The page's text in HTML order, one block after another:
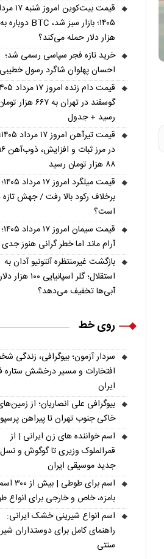
قیمت بیت‌کوین
هزار دلار حمله می‌کند؟
خرید تازه فجر سپاسی رسمی شد؛
احسان پهلوان شاگرد رسول
گوسفند در تهران به ۶۶۷ هزار
رسید + جدول
۸۸ هزار تومان رسید
قیمت
برخلاف رکود بالا رفت / جهش تازه
است؟
قیمت
آرام ماند اما خطر گرانی هنوز
بازگشت غیرمنتظره آنتونیو آدان به
استقلال؛ گلر اسپانیایی
آبی‌ها تخفیف می‌دهد؟
روی خط
سردار آزمون؛ بیوگرافی، زندگی
افتخارات و مسیر درخشش ستاره
ایران
بیوگرافی علی انصاریان؛ از
خاکی جنوب تهران تا پیراهن
اسم خواننده های زن ایرانی | از
قمرالملوک وزیری تا گوگوش و نسل
جدید موسیقی ایران
اسم برای
بامزه، خاص و خارجی برای انواع
اسم انواع شیرینی خشک ایرانی:
راهنمای کامل برای دوستداران
سنتی